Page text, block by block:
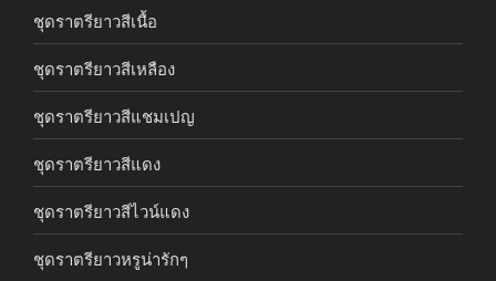
ชุดราตรียาวสีเนื้อ
ชุดราตรียาวสีเหลือง
ชุดราตรียาวสีแชมเปญ
ชุดราตรียาวสีแดง
ชุดราตรียาวสีไวน์แดง
ชุดราตรียาวหรูน่ารักๆ